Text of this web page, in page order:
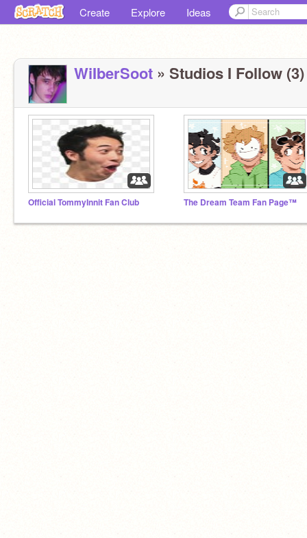
Create Explore Ideas
WiIberSoot » Studios I Follow (3)
Official TommyInnit Fan Club The Dream Team Fan Page™